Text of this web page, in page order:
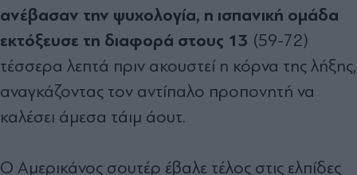
ανέβασαν την ψυχολογία, η ισπανική ομάδα
εκτόξευσε τη διαφορά στους 13 (59-72)
τέσσερα λεπτά πριν ακουστεί η κόρνα της λήξης,
αναγκάζοντας τον αντίπαλο προπονητή να
καλέσει άμεσα τάιμ άουτ.
Ο Αμερικάνος σουτέρ έβαλε τέλος στις ελπίδες